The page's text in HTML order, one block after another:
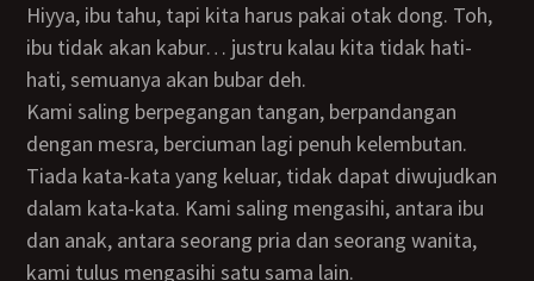
Hiyya, ibu tahu, tapi kita harus pakai otak dong. Toh,
ibu tidak akan kabur… justru kalau kita tidak hati-
hati, semuanya akan bubar deh.
Kami saling berpegangan tangan, berpandangan
dengan mesra, berciuman lagi penuh kelembutan.
Tiada kata-kata yang keluar, tidak dapat diwujudkan
dalam kata-kata. Kami saling mengasihi, antara ibu
dan anak, antara seorang pria dan seorang wanita,
kami tulus mengasihi satu sama lain.